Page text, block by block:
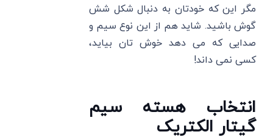
مگر این که خودتان به دنبال شکل شش
گوش باشید. شاید هم از این نوع سیم و
صدایی که می دهد خوش تان بیاید،
کسی نمی داند!
انتخاب هسته سیم
گیتار الکتریک